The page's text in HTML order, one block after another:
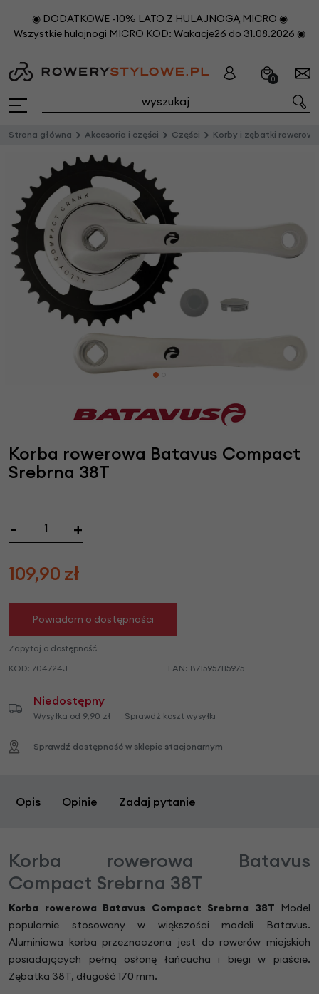
◉ DODATKOWE -10% LATO Z HULAJNOGĄ MICRO ◉
Wszystkie hulajnogi MICRO KOD: Wakacje26 do 31.08.2026 ◉
0
Strona główna Akcesoria i części Części Korby i zębatki rowerowe
Korba rowerowa Batavus Compact
Srebrna 38T
- +
109,90 zł
Powiadom o dostępności
Zapytaj o dostępność
KOD: 704724J EAN: 8715957115975
Niedostępny
Wysyłka od 9,90 zł Sprawdź koszt wysyłki
Sprawdź dostępność w sklepie stacjonarnym
Opis Opinie Zadaj pytanie
Korba rowerowa Batavus
Compact Srebrna 38T
Korba rowerowa Batavus Compact Srebrna 38T
Model
popularnie stosowany w większości modeli Batavus.
Aluminiowa korba przeznaczona jest do rowerów miejskich
posiadających pełną osłonę łańcucha i biegi w piaście.
Zębatka 38T, długość 170 mm.